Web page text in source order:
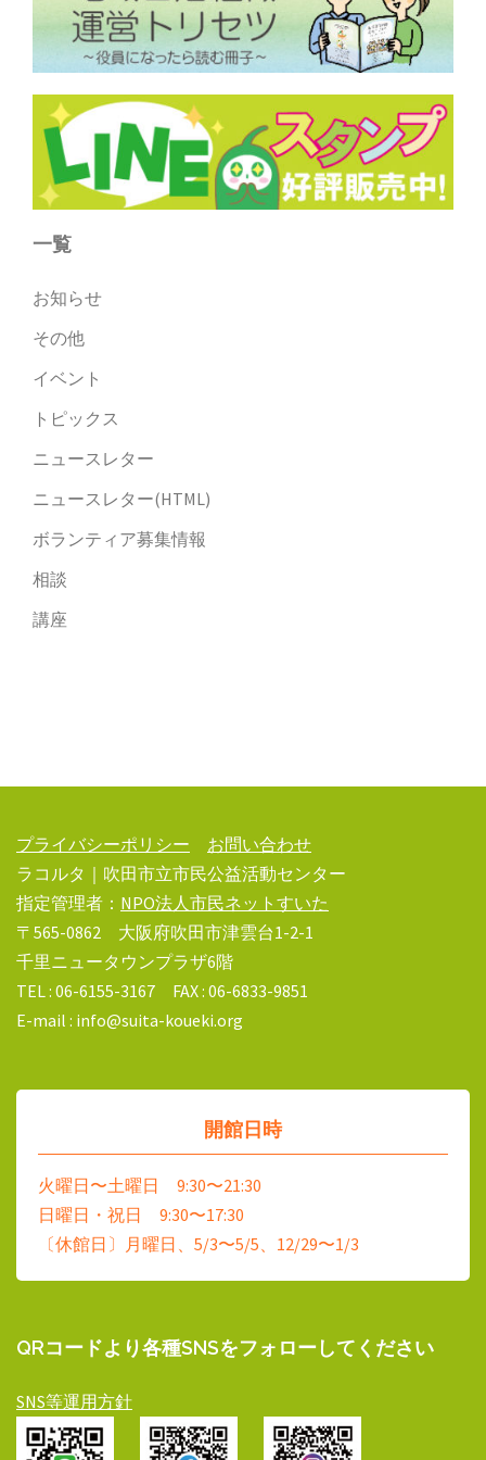
一覧
お知らせ
その他
イベント
トピックス
ニュースレター
ニュースレター(HTML)
ボランティア募集情報
相談
講座
プライバシーポリシー
お問い合わせ
ラコルタ｜吹田市立市民公益活動センター
指定管理者： NPO法人市民ネットすいた
〒565-0862 大阪府吹田市津雲台1-2-1
千里ニュータウンプラザ6階
TEL : 06-6155-3167 FAX : 06-6833-9851
E-mail : info@suita-koueki.org
開館日時
火曜日〜土曜日 9:30〜21:30
日曜日・祝日 9:30〜17:30
〔休館日〕月曜日、5/3〜5/5、12/29〜1/3
QRコードより各種SNSをフォローしてください
SNS等運用方針